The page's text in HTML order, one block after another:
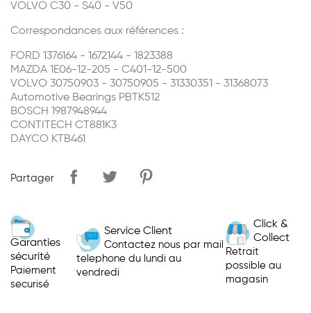
VOLVO C30 - S40 - V50
Correspondances aux références :
FORD 1376164 - 1672144 - 1823388
MAZDA 1E06-12-205 - C401-12-500
VOLVO 30750903 - 30750905 - 31330351 - 31368073
Automotive Bearings PBTK512
BOSCH 1987948944
CONTITECH CT881K3
DAYCO KTB461
Partager
Garanties
sécurité
Paiement
securisé
Service Client
Contactez nous par mail
telephone du lundi au
vendredi
Click &
Collect
Retrait
possible au
magasin